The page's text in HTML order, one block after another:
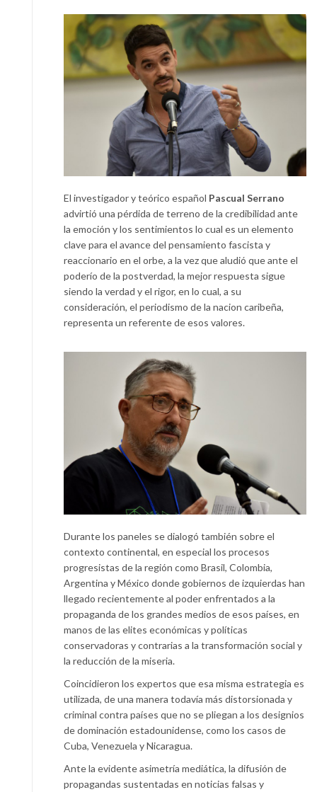
El investigador y teórico español Pascual Serrano
advirtió una pérdida de terreno de la credibilidad ante
la emoción y los sentimientos lo cual es un elemento
clave para el avance del pensamiento fascista y
reaccionario en el orbe, a la vez que aludió que ante el
poderío de la postverdad, la mejor respuesta sigue
siendo la verdad y el rigor, en lo cual, a su
consideración, el periodismo de la nacion caribeña,
representa un referente de esos valores.
Durante los paneles se dialogó también sobre el
contexto continental, en especial los procesos
progresistas de la región como Brasil, Colombia,
Argentina y México donde gobiernos de izquierdas han
llegado recientemente al poder enfrentados a la
propaganda de los grandes medios de esos países, en
manos de las elites económicas y políticas
conservadoras y contrarias a la transformación social y
la reducción de la miseria.
Coincidieron los expertos que esa misma estrategia es
utilizada, de una manera todavía más distorsionada y
criminal contra países que no se pliegan a los designios
de dominación estadounidense, como los casos de
Cuba, Venezuela y Nicaragua.
Ante la evidente asimetría mediática, la difusión de
propagandas sustentadas en noticias falsas y